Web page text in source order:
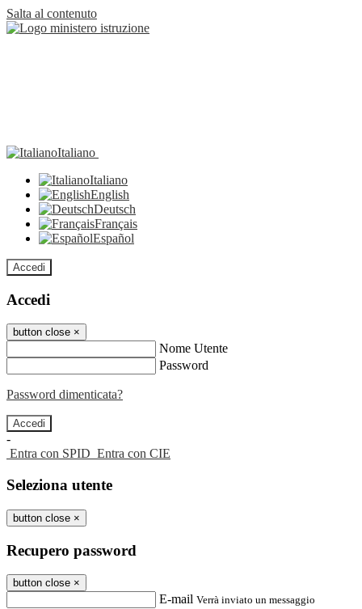
Salta al contenuto
Italiano
Italiano
English
Deutsch
Français
Español
Accedi
Accedi
button close ×
Nome Utente
Password
Password dimenticata?
-
Entra con SPID Entra con CIE
Seleziona utente
button close ×
Recupero password
button close ×
E-mail Verrà inviato un messaggio